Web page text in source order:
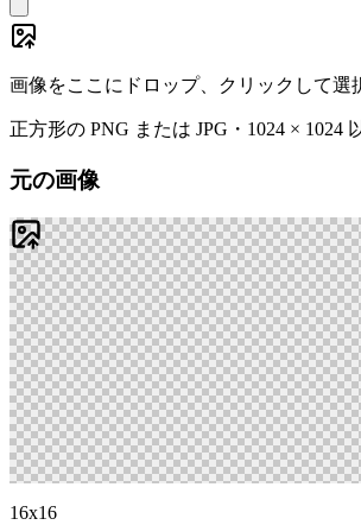
画像をここにドロップ、クリックして選
正方形の PNG または JPG・1024 × 1024
元の画像
16x16